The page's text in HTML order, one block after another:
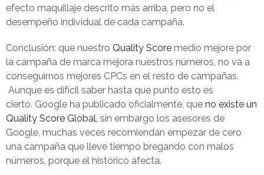
efecto maquillaje descrito más arriba, pero no el
desempeño individual de cada campaña.
Conclusión: que nuestro Quality Score medio mejore por
la campaña de marca mejora nuestros números, no va a
conseguirnos mejores CPCs en el resto de campañas.
Aunque es difícil saber hasta que punto esto es
cierto. Google ha publicado oficialmente, que no existe un
Quality Score Global, sin embargo los asesores de
Google, muchas veces recomiendan empezar de cero
una campaña que lleve tiempo bregando con malos
números, porque el histórico afecta.